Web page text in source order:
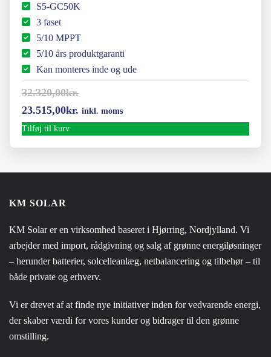
S5-GC50K
3 faset
5/10 MPPT
5/10 års produktgaranti
Kan monteres inde og ude
32.320,00kr.
Den
oprindelige
23.515,00kr. Den
inkl. moms
Tilføj til kurv
KM SOLAR
KM Solar er en virksomhed baseret i Hjørring, Nordjylland. Vi
arbejder med import, rådgivning og salg af grønne energiløsninger
– herunder batterier, solcelleanlæg, netbalancering og tilbehør – til
både private og erhverv.
Vi er drevet af at finde nye initiativer inden for vedvarende energi,
der skaber værdi for vores kunder og bidrager til den grønne
omstilling.